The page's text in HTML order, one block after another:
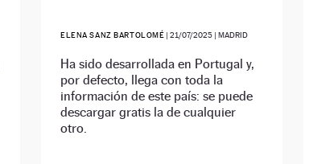
ELENA SANZ BARTOLOMÉ |21/07/2025 | MADRID
Ha sido desarrollada en Portugal y,
por defecto, llega con toda la
información de este país: se puede
descargar gratis la de cualquier
otro.